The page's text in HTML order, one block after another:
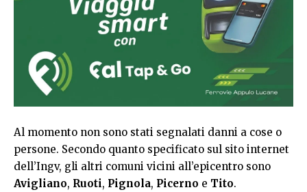
Al momento non sono stati segnalati danni a cose o
persone. Secondo quanto specificato sul sito internet
dell’Ingv, gli altri comuni vicini all’epicentro sono
Avigliano, Ruoti, Pignola, Picerno e Tito.